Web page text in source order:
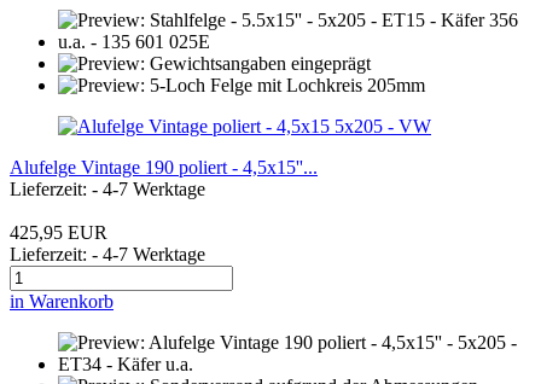
Alufelge Vintage 190 poliert - 4,5x15''...
Lieferzeit: - 4-7 Werktage
425,95 EUR
Lieferzeit: - 4-7 Werktage
in Warenkorb